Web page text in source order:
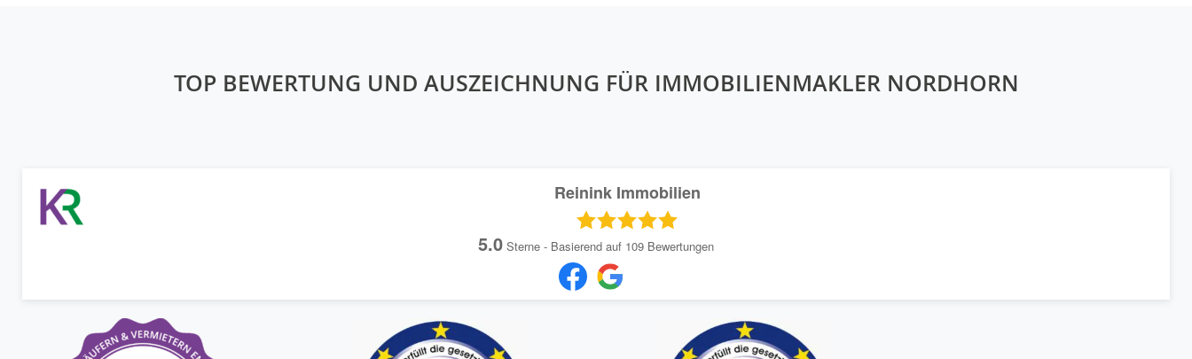
TOP BEWERTUNG UND AUSZEICHNUNG FÜR IMMOBILIENMAKLER NORDHORN
Reinink Immobilien
5.0 Sterne - Basierend auf 109 Bewertungen